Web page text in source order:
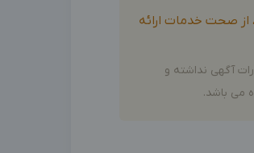
از صحت خدمات ارائه
آگهی نداشته و
می باشد.